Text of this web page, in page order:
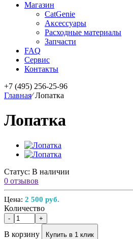
Магазин
CatGenie
Аксессуары
Расходные материалы
Запчасти
FAQ
Сервис
Контакты
+7 (495) 256-25-96
Главная⁄ Лопатка
Лопатка
Статус: В наличии
0 отзывов
Цена: 2 500 руб.
Количество
В корзину Купить в 1 клик